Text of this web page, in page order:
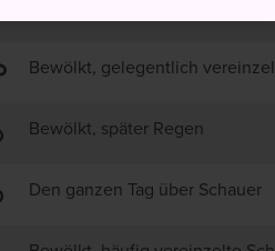
Bewölkt, gelegentlich
Bewölkt, später Regen
Den ganzen Tag über Schauer